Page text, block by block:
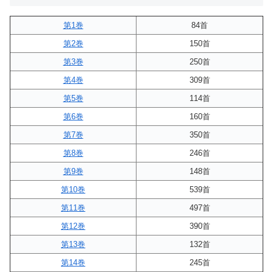
第1巻
84首
第2巻
150首
第3巻
250首
第4巻
309首
第5巻
114首
第6巻
160首
第7巻
350首
第8巻
246首
第9巻
148首
第10巻
539首
第11巻
497首
第12巻
390首
第13巻
132首
第14巻
245首